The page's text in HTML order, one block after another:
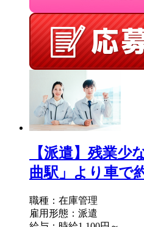
【派遣】残業
曲駅」より車で
職種：在庫管理
雇用形態：派遣